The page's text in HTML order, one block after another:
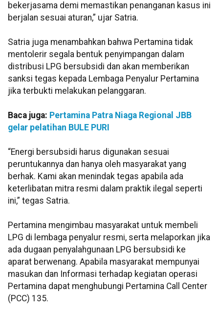
bekerjasama demi memastikan penanganan kasus ini
berjalan sesuai aturan,” ujar Satria.
Satria juga menambahkan bahwa Pertamina tidak
mentolerir segala bentuk penyimpangan dalam
distribusi LPG bersubsidi dan akan memberikan
sanksi tegas kepada Lembaga Penyalur Pertamina
jika terbukti melakukan pelanggaran.
Baca juga: Pertamina Patra Niaga Regional JBB
gelar pelatihan BULE PURI
“Energi bersubsidi harus digunakan sesuai
peruntukannya dan hanya oleh masyarakat yang
berhak. Kami akan menindak tegas apabila ada
keterlibatan mitra resmi dalam praktik ilegal seperti
ini,” tegas Satria.
Pertamina mengimbau masyarakat untuk membeli
LPG di lembaga penyalur resmi, serta melaporkan jika
ada dugaan penyalahgunaan LPG bersubsidi ke
aparat berwenang. Apabila masyarakat mempunyai
masukan dan Informasi terhadap kegiatan operasi
Pertamina dapat menghubungi Pertamina Call Center
(PCC) 135.